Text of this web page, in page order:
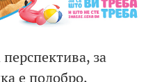
за
е подобро,